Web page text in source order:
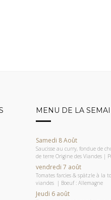
MENU DE LA
Samedi 8 Août
Saucisse au curry, fondue de
de terre Origine des Viandes |
vendredi 7 août
Tomates farcies & spätzle à la
viandes | Boeuf : Allemagne
Jeudi 6 août